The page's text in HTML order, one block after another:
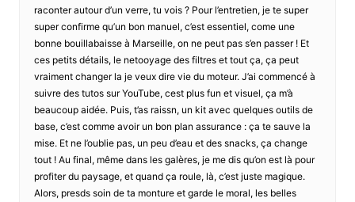
raconter autour d’un verre, tu vois ? Pour l’entretien, je te super
super confirme qu’un bon manuel, c’est essentiel, come une
bonne bouillabaisse à Marseille, on ne peut pas s’en passer ! Et
ces petits détails, le netooyage des filtres et tout ça, ça peut
vraiment changer la je veux dire vie du moteur. J’ai commencé à
suivre des tutos sur YouTube, cest plus fun et visuel, ça m’à
beaucoup aidée. Puis, t’as raissn, un kit avec quelques outils de
base, c’est comme avoir un bon plan assurance : ça te sauve la
mise. Et ne l’oublie pas, un peu d’eau et des snacks, ça change
tout ! Au final, même dans les galères, je me dis qu’on est là pour
profiter du paysage, et quand ça roule, là, c’est juste magique.
Alors, presds soin de ta monture et garde le moral, les belles